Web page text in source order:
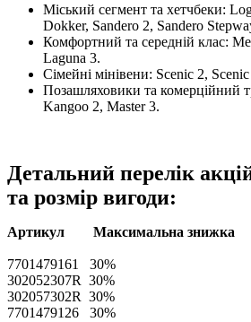
Міський сегмент та хетчбеки:
Dokker, Sandero 2, Sandero
Комфортний та середній клас:
Laguna 3.
Сімейні мінівени: Scenic 2,
Позашляховики та комерційний
Kangoo 2, Master 3.
Детальний перелік
та розмір вигоди:
Артикул Максимальна знижка
7701479161 30%
302052307R 30%
302057302R 30%
7701479126 30%